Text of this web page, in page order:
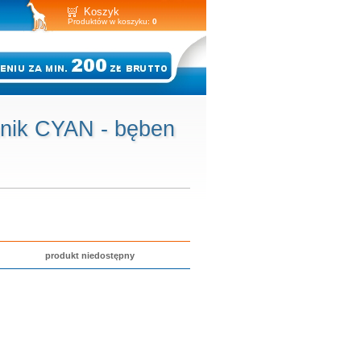
Koszyk
Produktów w koszyku: 0
CYAN - bęben
produkt niedostępny